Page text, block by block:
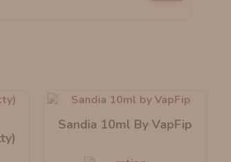
Sandia 10ml By VapFip